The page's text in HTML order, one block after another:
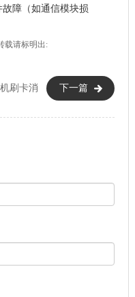
障（如通信模块损
载请标明出:
下一篇
刷卡消